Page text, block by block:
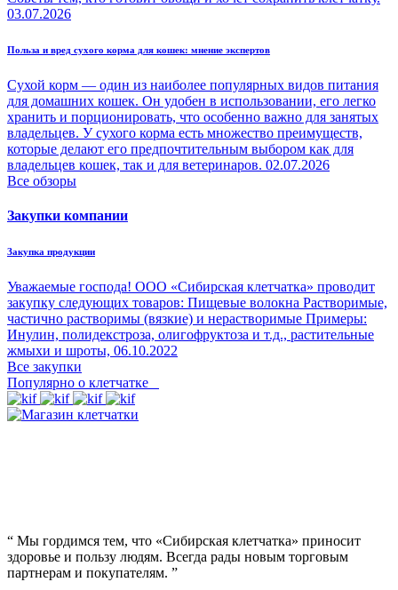
03.07.2026
Польза и вред сухого корма для кошек: мнение экспертов
Сухой корм — один из наиболее популярных видов питания
для домашних кошек. Он удобен в использовании, его легко
хранить и порционировать, что особенно важно для занятых
владельцев. У сухого корма есть множество преимуществ,
которые делают его предпочтительным выбором как для
владельцев кошек, так и для ветеринаров. 02.07.2026
Все обзоры
Закупки компании
Закупка продукции
Уважаемые господа! ООО «Сибирская клетчатка» проводит
закупку следующих товаров: Пищевые волокна Растворимые,
частично растворимы (вязкие) и нерастворимые Примеры:
Инулин, полидекстроза, олигофруктоза и т.д., растительные
жмыхи и шроты, 06.10.2022
Все закупки
Популярно о клетчатке
“ Мы гордимся тем, что «Сибирская клетчатка» приносит
здоровье и пользу людям. Всегда рады новым торговым
партнерам и покупателям. ”